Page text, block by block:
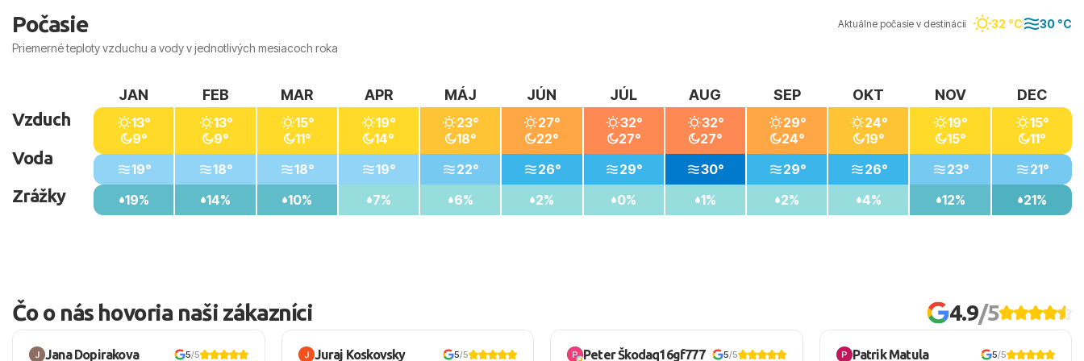
Počasie
Priemerné teploty vzduchu a vody v jednotlivých mesiacoch roka
Aktuálne počasie v destinácii 32 °C 30 °C
Vzduch
Voda
Zrážky
JAN
13°
9°
19°
19%
FEB
13°
9°
18°
14%
MAR
15°
11°
18°
10%
APR
19°
14°
19°
7%
MÁJ
23°
18°
22°
6%
JÚN
27°
22°
26°
2%
JÚL
32°
27°
29°
0%
AUG
32°
27°
30°
1%
SEP
29°
24°
29°
2%
OKT
24°
19°
26°
4%
NOV
19°
15°
23°
12%
DEC
15°
11°
21°
21%
Čo o nás hovoria naši zákazníci 4.9/5
Jana Dopirakova 5/5 Juraj Koskovsky 5/5 Peter Škodaq16gf777 5/5 Patrik Matula 5/5